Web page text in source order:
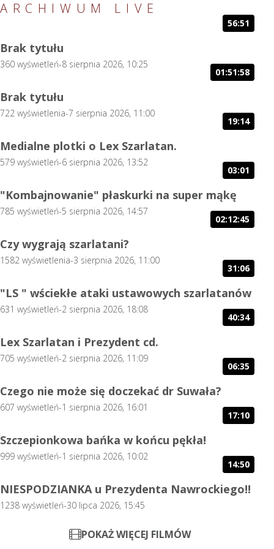
WRÓĆ NA JERZYZIEBA.COM
ARCHIWUM LIVE
56:51
Brak tytułu
360 wyświetleń-8 sierpnia 2026, 10:25
01:51:58
Brak tytułu
722 wyświetlenia-7 sierpnia 2026, 11:00
19:14
Medialne plotki o Lex Szarlatan.
579 wyświetleń-6 sierpnia 2026, 13:52
03:01
"Kombajnowanie" płaskurki na super mąkę
785 wyświetleń-5 sierpnia 2026, 14:57
02:12:45
Czy wygrają szarlatani?
1582 wyświetlenia-3 sierpnia 2026, 11:00
31:06
"LS " wściekłe ataki ustawowych szarlatanów
631 wyświetleń-2 sierpnia 2026, 18:08
40:34
Lex Szarlatan i Prezydent cd.
705 wyświetleń-2 sierpnia 2026, 11:09
06:35
Czego nie może się doczekać dr Suwała?
607 wyświetleń-1 sierpnia 2026, 16:01
17:10
Szczepionkowa bańka w końcu pękła!
999 wyświetleń-1 sierpnia 2026, 10:02
14:50
NIESPODZIANKA u Prezydenta Nawrockiego!!
1238 wyświetleń-30 lipca 2026, 15:45
POKAŻ WIĘCEJ FILMÓW
FACEBOOK
Prosimy o zapoznanie się z poniższymi informacjami
przed przeczytaniem materiałów oraz informacji
zamieszczonych na niniejszej stronie internetowej.